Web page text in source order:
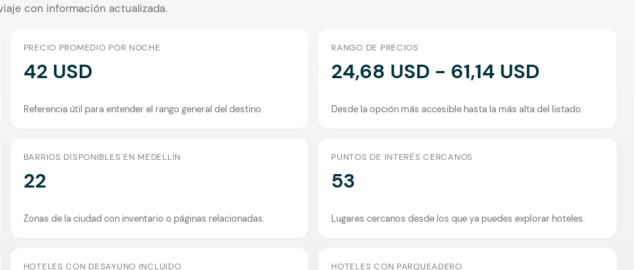
con información actualizada.
PRECIO PROMEDIO POR NOCHE
42 USD
Referencia útil para entender el rango general del destino.
RANGO DE PRECIOS
24,68 USD - 61,14 USD
Desde la opción más accesible hasta la más alta del listado.
BARRIOS DISPONIBLES EN MEDELLÍN
22
Zonas de la ciudad con inventario o páginas relacionadas.
PUNTOS DE INTERÉS CERCANOS
53
Lugares cercanos desde los que ya puedes explorar hoteles.
HOTELES CON DESAYUNO INCLUIDO HOTELES CON PARQUEADERO